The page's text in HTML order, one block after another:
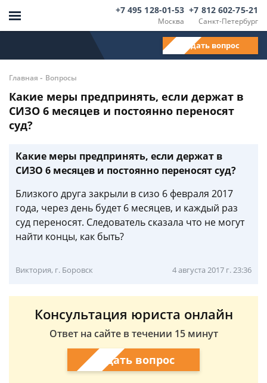
Москва
+7 495 128-01-53
Санкт-Петербург
+7 812 602-75-21
Задать вопрос
Главная - Вопросы
Какие меры предпринять, если держат в
СИЗО 6 месяцев и постоянно переносят
суд?
Какие меры предпринять, если держат в
СИЗО 6 месяцев и постоянно переносят суд?
Близкого друга закрыли в сизо 6 февраля 2017
года, через день будет 6 месяцев, и каждый раз
суд переносят. Следователь сказала что не могут
найти концы, как быть?
Виктория, г. Боровск 4 августа 2017 г. 23:36
Консультация юриста онлайн
Ответ на сайте в течении 15 минут
Задать вопрос